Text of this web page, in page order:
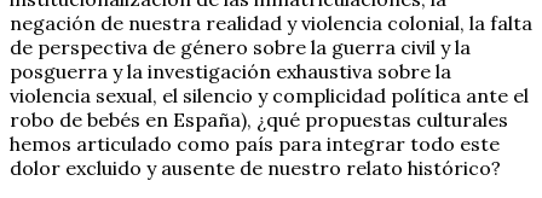
negación de nuestra realidad y violencia colonial, la falta
de perspectiva de género sobre la guerra civil y la
posguerra y la investigación exhaustiva sobre la
violencia sexual, el silencio y complicidad política ante el
robo de bebés en España), ¿qué propuestas culturales
hemos articulado como país para integrar todo este
dolor excluido y ausente de nuestro relato histórico?